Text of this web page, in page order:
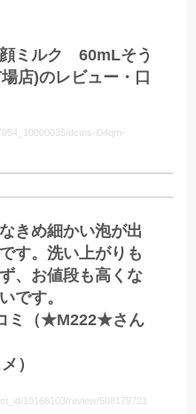
ミルク 60mLそう
店)のレビュー・口
dcms-i04qm-
きめ細かい泡が出
す。洗い上がりも
、お値段も高くな
です。
ミ（★M222★さん
）
10168103/review/508179721